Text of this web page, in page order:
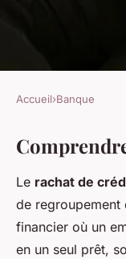
Le guide
crédit
Diego•13 février
Accueil›Banque
Le rachat de
de regroupement
financier où un
en un seul prêt,